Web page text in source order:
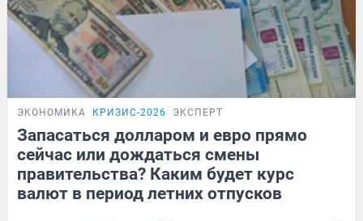
ЭКОНОМИКА КРИЗИС-2026 ЭКСПЕРТ
Запасаться долларом и евро прямо
сейчас или дождаться смены
правительства? Каким будет курс
валют в период летних отпусков